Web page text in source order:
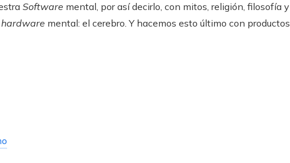
Software mental, por así decirlo, con mitos, religión, filosofía y
hardware mental: el cerebro. Y hacemos esto último con productos